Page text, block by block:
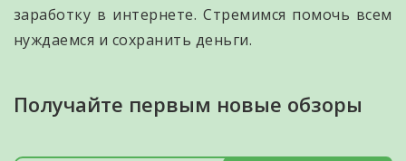
заработку в интернете. Стремимся помочь всем
нуждаемся и сохранить деньги.
Получайте первым новые обзоры